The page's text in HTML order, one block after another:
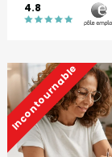
4.8
Incontournable